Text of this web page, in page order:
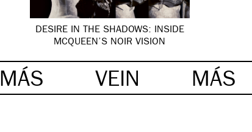
DESIRE IN THE SHADOWS: INSIDE
MCQUEEN’S NOIR VISION
MÁS VEIN MÁS